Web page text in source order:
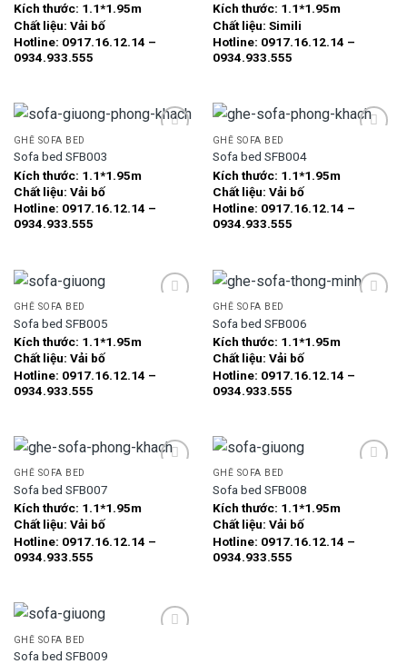
Kích thước: 1.1*1.95m
Chất liệu: Vải bố
Hotline: 0917.16.12.14 –
0934.933.555
Kích thước: 1.1*1.95m
Chất liệu: Simili
Hotline: 0917.16.12.14 –
0934.933.555
GHẾ SOFA BED
Sofa bed SFB003
Kích thước: 1.1*1.95m
Chất liệu: Vải bố
Hotline: 0917.16.12.14 –
0934.933.555
GHẾ SOFA BED
Sofa bed SFB004
Kích thước: 1.1*1.95m
Chất liệu: Vải bố
Hotline: 0917.16.12.14 –
0934.933.555
GHẾ SOFA BED
Sofa bed SFB005
Kích thước: 1.1*1.95m
Chất liệu: Vải bố
Hotline: 0917.16.12.14 –
0934.933.555
GHẾ SOFA BED
Sofa bed SFB006
Kích thước: 1.1*1.95m
Chất liệu: Vải bố
Hotline: 0917.16.12.14 –
0934.933.555
GHẾ SOFA BED
Sofa bed SFB007
Kích thước: 1.1*1.95m
Chất liệu: Vải bố
Hotline: 0917.16.12.14 –
0934.933.555
GHẾ SOFA BED
Sofa bed SFB008
Kích thước: 1.1*1.95m
Chất liệu: Vải bố
Hotline: 0917.16.12.14 –
0934.933.555
GHẾ SOFA BED
Sofa bed SFB009